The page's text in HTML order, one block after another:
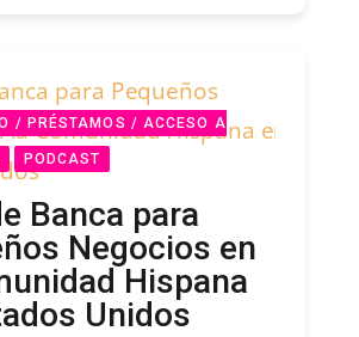
/ PRÉSTAMOS / ACCESO A
PODCAST
Banca para
Negocios en
Hispana
Unidos